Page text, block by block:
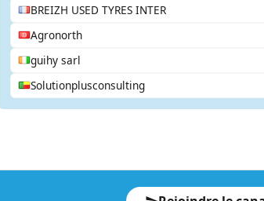
BREIZH USED TYRES INTER
Agronorth
guihy sarl
Solutionplusconsulting